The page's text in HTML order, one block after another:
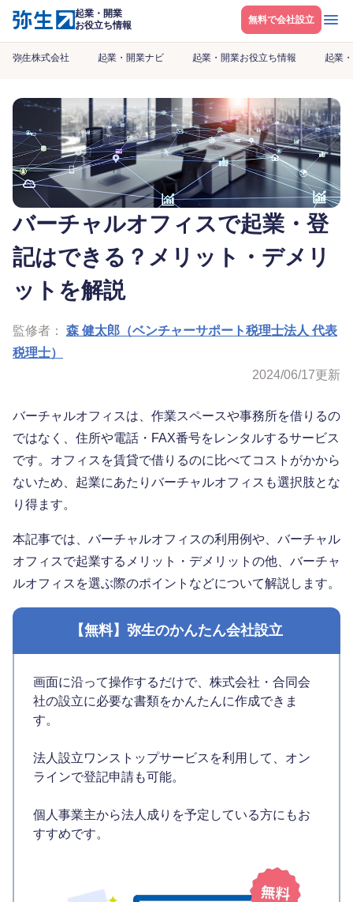
起業・開業
お役立ち情報
無料で会社設立 メニ
弥生株式会社 起業・開業ナビ 起業・開業お役立ち情報 起業
バーチャルオフィスで起業・登
記はできる？メリット・デメリ
ットを解説
監修者： 森 健太郎（ベンチャーサポート税理士法人 代表
税理士）
2024/06/17更新
バーチャルオフィスは、作業スペースや事務所を借りるの
ではなく、住所や電話・FAX番号をレンタルするサービス
です。オフィスを賃貸で借りるのに比べてコストがかから
ないため、起業にあたりバーチャルオフィスも選択肢とな
り得ます。
本記事では、バーチャルオフィスの利用例や、バーチャル
オフィスで起業するメリット・デメリットの他、バーチャ
ルオフィスを選ぶ際のポイントなどについて解説します。
【無料】弥生のかんたん会社設立
画面に沿って操作するだけで、株式会社・合同会
社の設立に必要な書類をかんたんに作成できま
す。
法人設立ワンストップサービスを利用して、オン
ラインで登記申請も可能。
個人事業主から法人成りを予定している方にもお
すすめです。